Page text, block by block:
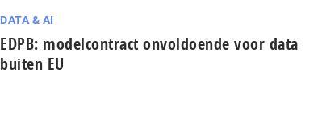
DATA & AI
EDPB: modelcontract onvoldoende voor data
buiten EU